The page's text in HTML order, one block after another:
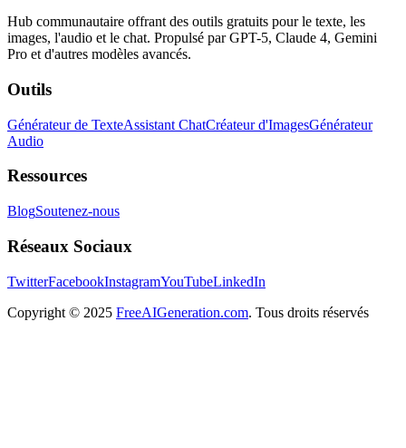
Hub communautaire offrant des outils gratuits pour le texte, les
images, l'audio et le chat. Propulsé par GPT-5, Claude 4, Gemini
Pro et d'autres modèles avancés.
Outils
Générateur de TexteAssistant ChatCréateur d'ImagesGénérateur
Audio
Ressources
BlogSoutenez-nous
Réseaux Sociaux
TwitterFacebookInstagramYouTubeLinkedIn
Copyright © 2025 FreeAIGeneration.com. Tous droits réservés